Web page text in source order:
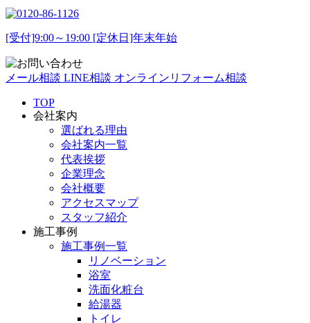
[受付]9:00～19:00 [定休日]年末年始
メール相談 LINE相談 オンラインリフォーム相談
TOP
会社案内
選ばれる理由
会社案内一覧
代表挨拶
企業理念
会社概要
アクセスマップ
スタッフ紹介
施工事例
施工事例一覧
リノベーション
浴室
洗面化粧台
給湯器
トイレ